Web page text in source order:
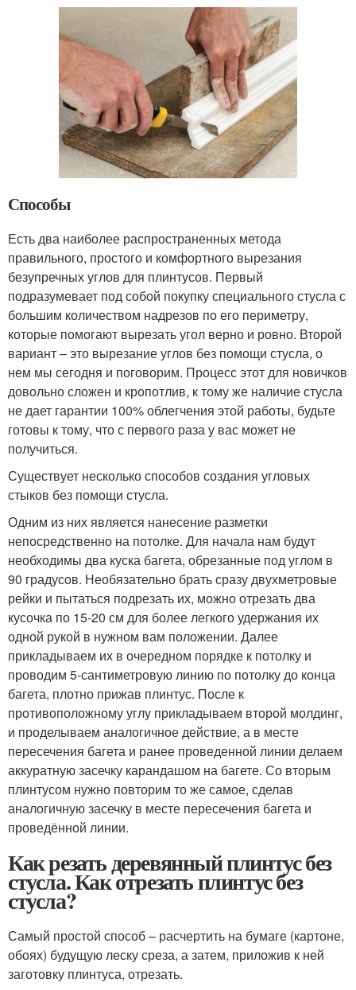
Способы
Есть два наиболее распространенных метода
правильного, простого и комфортного вырезания
безупречных углов для плинтусов. Первый
подразумевает под собой покупку специального стусла с
большим количеством надрезов по его периметру,
которые помогают вырезать угол верно и ровно. Второй
вариант – это вырезание углов без помощи стусла, о
нем мы сегодня и поговорим. Процесс этот для новичков
довольно сложен и кропотлив, к тому же наличие стусла
не дает гарантии 100% облегчения этой работы, будьте
готовы к тому, что с первого раза у вас может не
получиться.
Существует несколько способов создания угловых
стыков без помощи стусла.
Одним из них является нанесение разметки
непосредственно на потолке. Для начала нам будут
необходимы два куска багета, обрезанные под углом в
90 градусов. Необязательно брать сразу двухметровые
рейки и пытаться подрезать их, можно отрезать два
кусочка по 15-20 см для более легкого удержания их
одной рукой в нужном вам положении. Далее
прикладываем их в очередном порядке к потолку и
проводим 5-сантиметровую линию по потолку до конца
багета, плотно прижав плинтус. После к
противоположному углу прикладываем второй молдинг,
и проделываем аналогичное действие, а в месте
пересечения багета и ранее проведенной линии делаем
аккуратную засечку карандашом на багете. Со вторым
плинтусом нужно повторим то же самое, сделав
аналогичную засечку в месте пересечения багета и
проведённой линии.
Как резать деревянный плинтус без
стусла. Как отрезать плинтус без
стусла?
Самый простой способ – расчертить на бумаге (картоне,
обоях) будущую леску среза, а затем, приложив к ней
заготовку плинтуса, отрезать.